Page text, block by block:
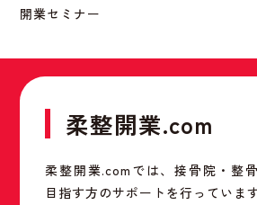
開業セミナー
柔整開業.com
柔整開業.comでは、接骨院・整
目指す方のサポートを行っています